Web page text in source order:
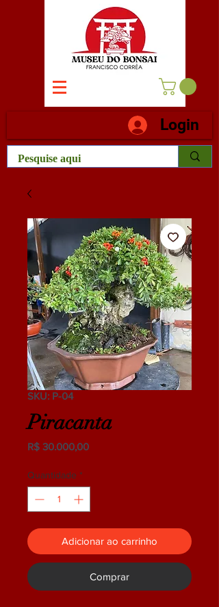
Login
SKU: P-04
Piracanta
R$ 30.000,00Preço
Quantidade *
Adicionar ao carrinho
Comprar